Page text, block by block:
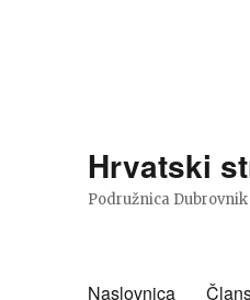
Hrvatski
Podružnica Dubrovnik
Naslovnica